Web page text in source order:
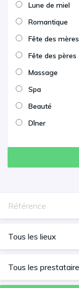
Lune de miel
Romantique
Fête des mères
Fête des pères
Massage
Spa
Beauté
Dîner